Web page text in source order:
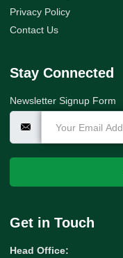
Privacy Policy
Contact Us
Stay Connected
Newsletter Signup Form
Get in Touch
Head Office: